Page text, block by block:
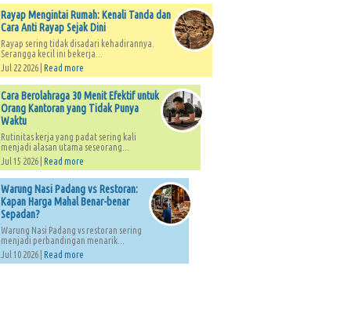
Rayap Mengintai Rumah: Kenali Tanda dan
Cara Anti Rayap Sejak Dini
Rayap sering tidak disadari kehadirannya.
Serangga kecil ini bekerja...
Jul 22 2026 | Read more
Cara Berolahraga 30 Menit Efektif untuk
Orang Kantoran yang Tidak Punya
Waktu
Rutinitas kerja yang padat sering kali
menjadi alasan utama seseorang...
Jul 15 2026 | Read more
Warung Nasi Padang vs Restoran:
Kapan Harga Mahal Benar-benar
Sepadan?
Warung Nasi Padang vs restoran sering
menjadi perbandingan menarik...
Jul 10 2026 | Read more